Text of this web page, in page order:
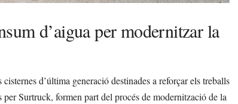
d’aigua per modernitzar la
d’última generació destinades a reforçar els treballs
Surtruck, formen part del procés de modernització de la